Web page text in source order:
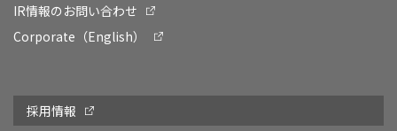
IR情報のお問い合わせ
Corporate（English）
採用情報